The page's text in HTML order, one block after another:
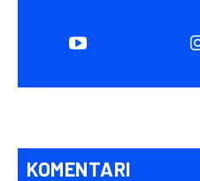
KOMENTARI